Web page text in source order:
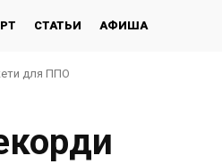
СТАТЬИ АФИША
для ППО